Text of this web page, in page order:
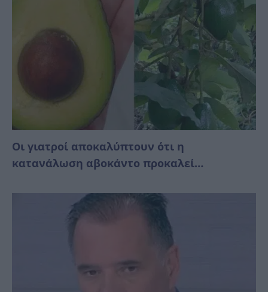
Οι γιατροί αποκαλύπτουν ότι η
κατανάλωση αβοκάντο προκαλεί…